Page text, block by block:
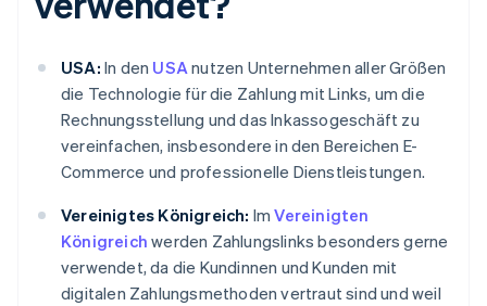
USA: In den USAnutzen Unternehmen aller Größen
die Technologie für die Zahlung mit Links, um die
Rechnungsstellung und das Inkassogeschäft zu
vereinfachen, insbesondere in den Bereichen E-
Commerce und professionelle Dienstleistungen.
Vereinigtes Königreich: ImVereinigten
Königreich werden Zahlungslinks besonders gerne
verwendet, da die Kundinnen und Kunden mit
digitalen Zahlungsmethoden vertraut sind und weil